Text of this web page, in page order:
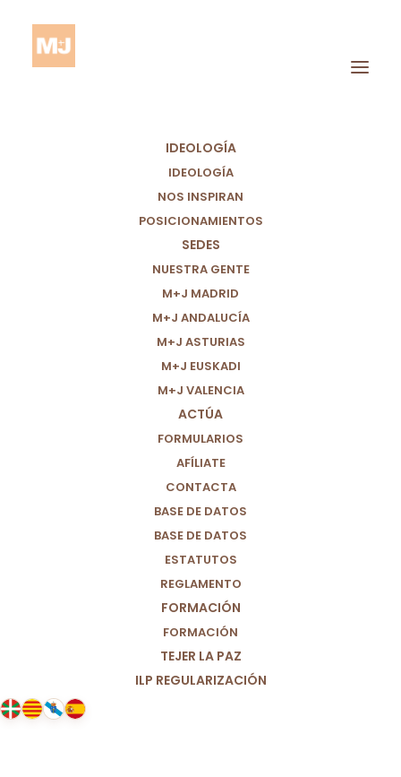
IDEOLOGÍA
IDEOLOGÍA
NOS INSPIRAN
POSICIONAMIENTOS
SEDES
NUESTRA GENTE
M+J MADRID
M+J ANDALUCÍA
M+J ASTURIAS
M+J EUSKADI
M+J VALENCIA
ACTÚA
FORMULARIOS
AFÍLIATE
CONTACTA
BASE DE DATOS
BASE DE DATOS
ESTATUTOS
REGLAMENTO
FORMACIÓN
FORMACIÓN
TEJER LA PAZ
ILP REGULARIZACIÓN
¿HASTA CUÁNDO
SEGUIREMOS
TOLERANDO EL
RACISMO?
OPINIÓN | BY PARTIDO POR UN MUNDO MÁS